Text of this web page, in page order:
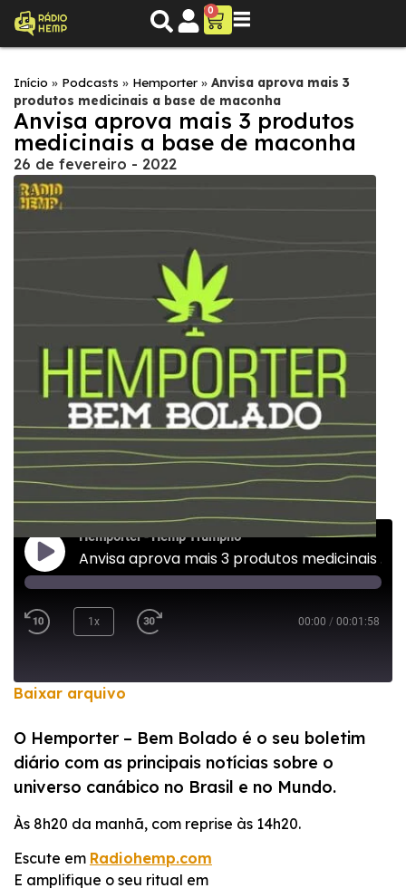
0
Início » Podcasts » Hemporter » Anvisa aprova mais 3
produtos medicinais a base de maconha
Anvisa aprova mais 3 produtos
medicinais a base de maconha
26 de fevereiro - 2022
Hemporter - Hemp Trumpho
Anvisa aprova mais 3 produtos medicinais a base de maconha
1x 00:00 / 00:01:58
FEED RSS
LINK
Baixar arquivo
O Hemporter – Bem Bolado é o seu boletim
diário com as principais notícias sobre o
universo canábico no Brasil e no Mundo.
Às 8h20 da manhã, com reprise às 14h20.
Escute em Radiohemp.com
E amplifique o seu ritual em